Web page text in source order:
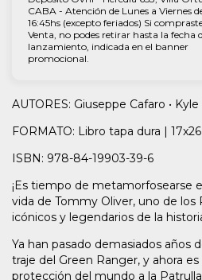
CABA - Atención de Lunes a Viernes
16:45hs (excepto feriados) Si
Venta, no podes retirar hasta la fecha
lanzamiento, indicada en el banner
promocional.
AUTORES: Giuseppe Cafaro •
FORMATO: Libro tapa dura |
ISBN: 978-84-19903-39-6
¡Es tiempo de metamorfosearse
vida de Tommy Oliver, uno de los
icónicos y legendarios de la
Ya han pasado demasiados años
traje del Green Ranger, y ahora
protección del mundo a la